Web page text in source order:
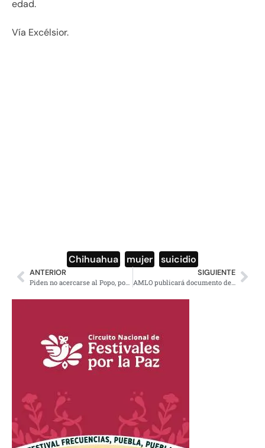
edad.
Vía Excélsior.
Chihuahua mujer suicidio
ANTERIOR SIGUIENTE
AMLO publicará documento del gobierno de Calderón que exonera a Humberto Moreira